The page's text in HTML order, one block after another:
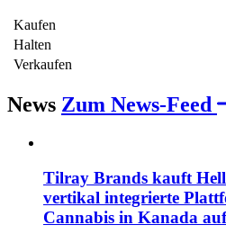
Kaufen
Halten
Verkaufen
News Zum News-Feed
Tilray Brands kauft
vertikal integrierte
Cannabis in Kanada auf